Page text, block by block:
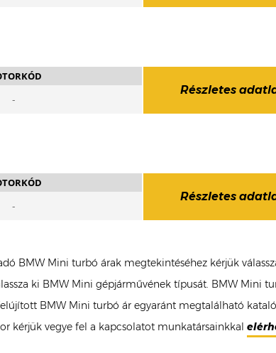
-
Részletes
-
Részletes
BMW Mini turbó árak megtekintéséhez kérjük
ki BMW Mini gépjárművének típusát. BMW Mini
BMW Mini turbó ár egyaránt megtalálható
kérjük vegye fel a kapcsolatot munkatársainkkal